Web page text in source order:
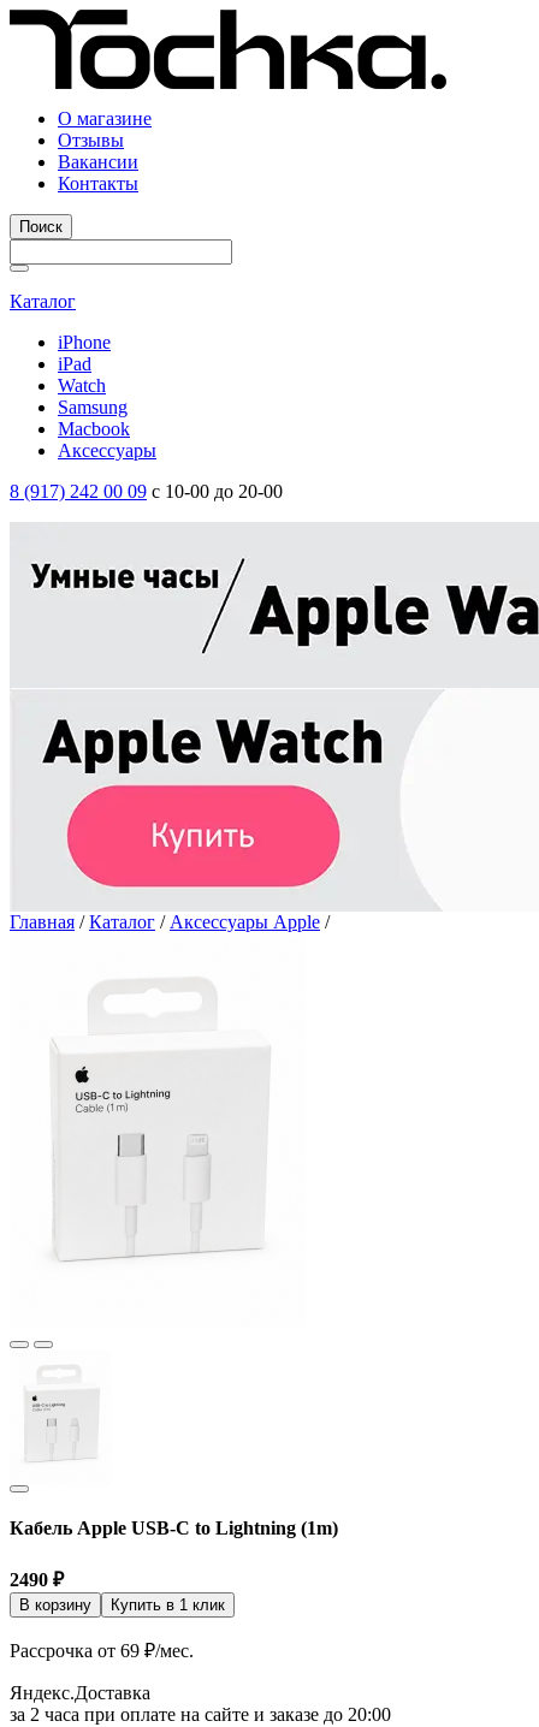
О магазине
Отзывы
Вакансии
Контакты
Поиск
Каталог
iPhone
iPad
Watch
Samsung
Macbook
Аксессуары
8 (917) 242 00 09 с 10-00 до 20-00
Главная / Каталог / Аксессуары Apple /
Кабель Apple USB-C to Lightning (1m)
2490 ₽
В корзину Купить в 1 клик
Рассрочка от 69 ₽/мес.
Яндекс.Доставка
за 2 часа при оплате на сайте и заказе до 20:00